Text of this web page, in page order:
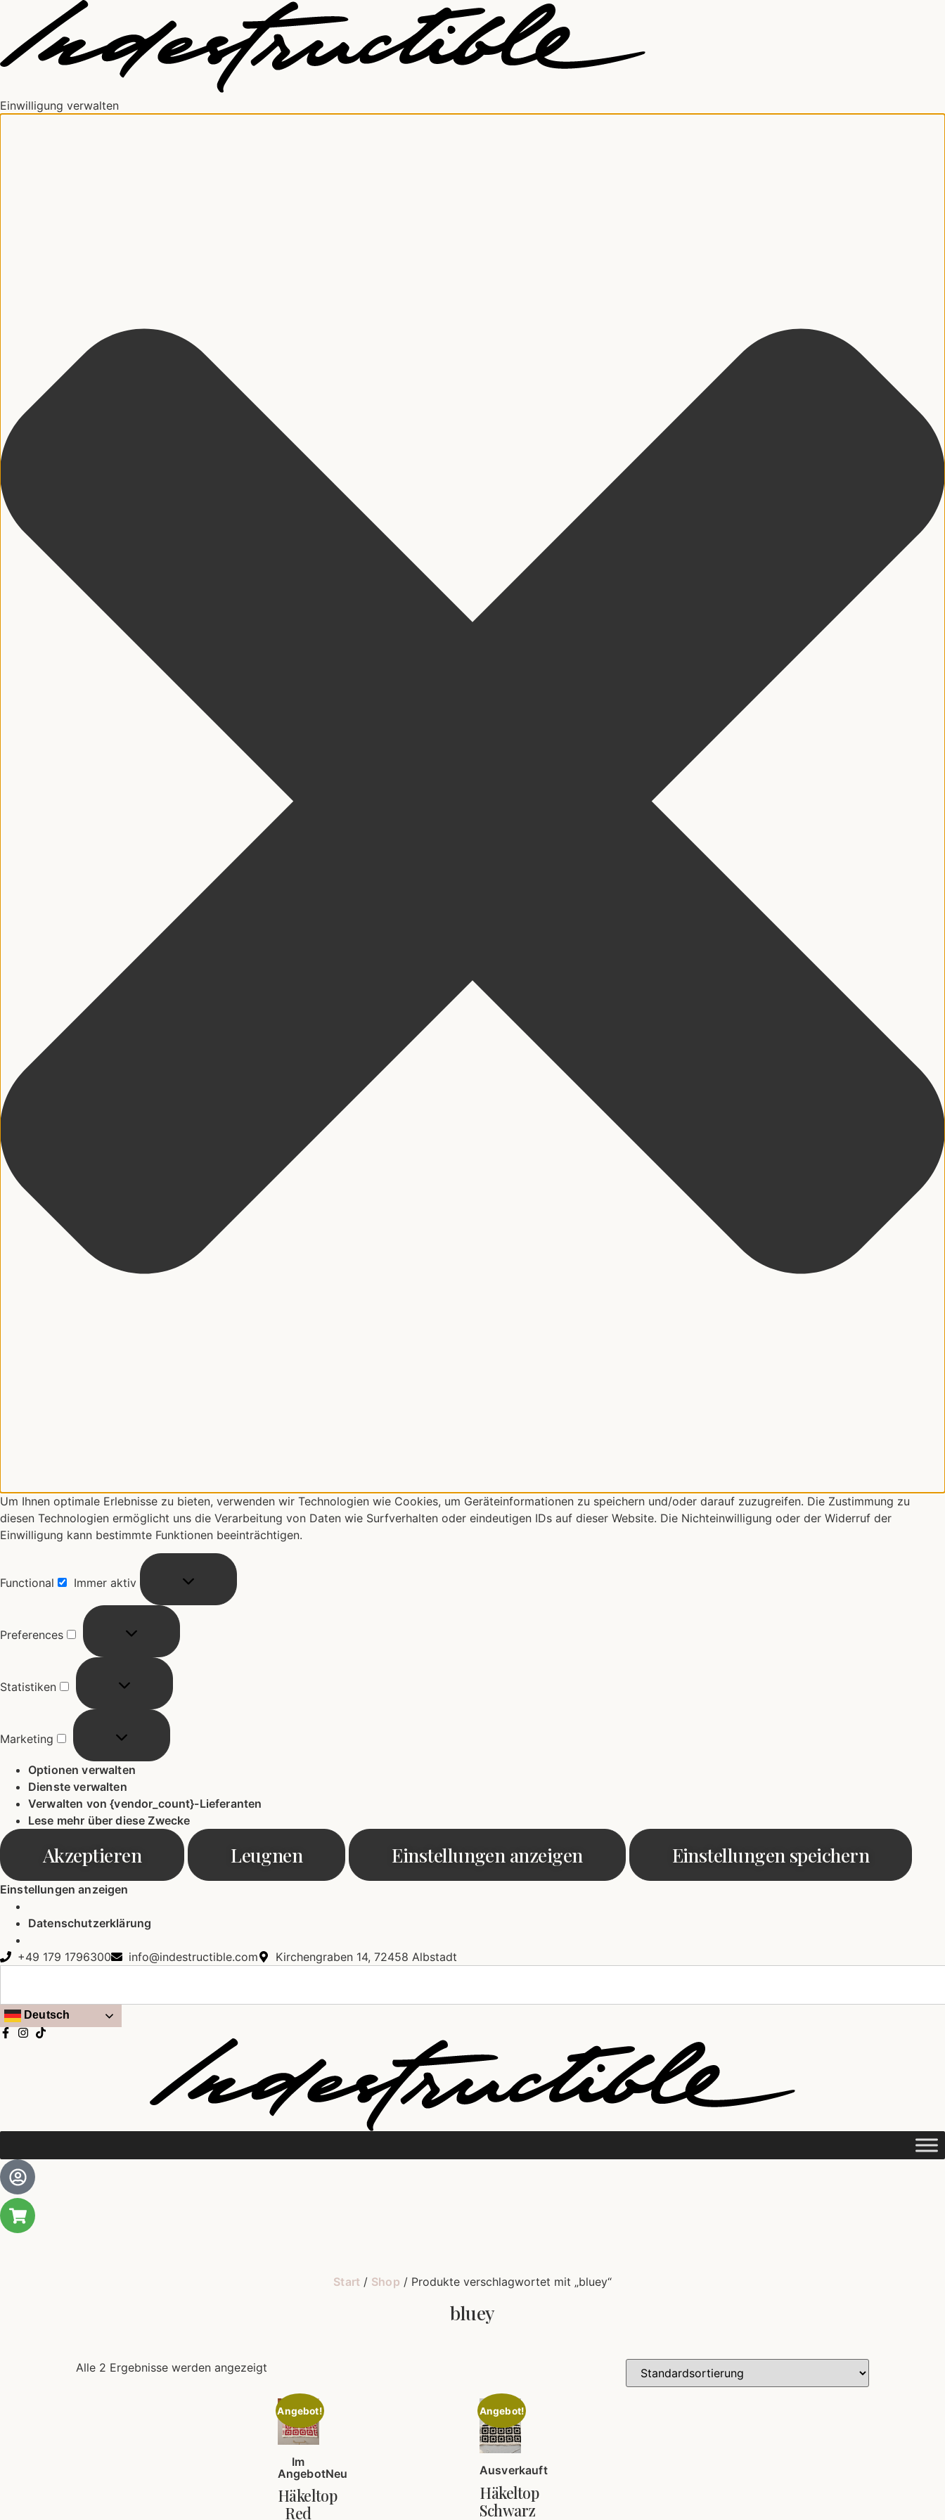
Einwilligung verwalten
Um Ihnen optimale Erlebnisse zu bieten, verwenden wir Technologien wie Cookies, um Geräteinformationen zu speichern und/oder darauf zuzugreifen. Die Zustimmung zu
diesen Technologien ermöglicht uns die Verarbeitung von Daten wie Surfverhalten oder eindeutigen IDs auf dieser Website. Die Nichteinwilligung oder der Widerruf der
Einwilligung kann bestimmte Funktionen beeinträchtigen.
Functional Immer aktiv
Preferences
Statistiken
Marketing
Optionen verwalten
Dienste verwalten
Verwalten von {vendor_count}-Lieferanten
Lese mehr über diese Zwecke
Akzeptieren Leugnen Einstellungen anzeigen Einstellungen speichern
Einstellungen anzeigen
Datenschutzerklärung
+49 179 1796300 info@indestructible.com Kirchengraben 14, 72458 Albstadt
Deutsch
Start / Shop / Produkte verschlagwortet mit „bluey“
bluey
Alle 2 Ergebnisse werden angezeigt
Angebot!
Im
AngebotNeu
Häkeltop
Red
Angebot!
Ausverkauft
Häkeltop
Schwarz